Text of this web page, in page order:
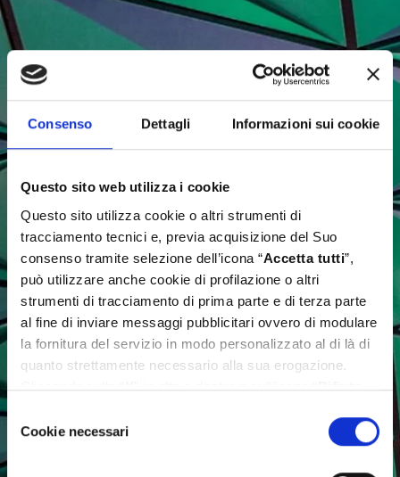
Consenso Dettagli Informazioni sui cookie
Questo sito web utilizza i cookie
Questo sito utilizza cookie o altri strumenti di
tracciamento tecnici e, previa acquisizione del Suo
consenso tramite selezione dell’icona “Accetta tutti”,
può utilizzare anche cookie di profilazione o altri
strumenti di tracciamento di prima parte e di terza parte
al fine di inviare messaggi pubblicitari ovvero di modulare
la fornitura del servizio in modo personalizzato al di là di
quanto strettamente necessario alla sua erogazione.
Cliccando sulla “X” in alto a destra o sull’icona “Rifiuta
cookie diversi da quelli tecnici. Se invece vuole
personalizzare le Sue scelte può selezionare i cookie
diversi da quelli tecnici e successivamente cliccare su
Selezione
delCookie necessari